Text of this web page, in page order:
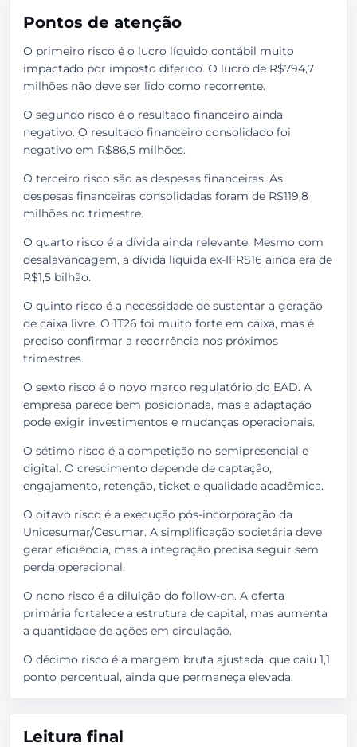
Pontos de atenção
O primeiro risco é o lucro líquido contábil muito
impactado por imposto diferido. O lucro de R$794,7
milhões não deve ser lido como recorrente.
O segundo risco é o resultado financeiro ainda
negativo. O resultado financeiro consolidado foi
negativo em R$86,5 milhões.
O terceiro risco são as despesas financeiras. As
despesas financeiras consolidadas foram de R$119,8
milhões no trimestre.
O quarto risco é a dívida ainda relevante. Mesmo com
desalavancagem, a dívida líquida ex-IFRS16 ainda era de
R$1,5 bilhão.
O quinto risco é a necessidade de sustentar a geração
de caixa livre. O 1T26 foi muito forte em caixa, mas é
preciso confirmar a recorrência nos próximos
trimestres.
O sexto risco é o novo marco regulatório do EAD. A
empresa parece bem posicionada, mas a adaptação
pode exigir investimentos e mudanças operacionais.
O sétimo risco é a competição no semipresencial e
digital. O crescimento depende de captação,
engajamento, retenção, ticket e qualidade acadêmica.
O oitavo risco é a execução pós-incorporação da
Unicesumar/Cesumar. A simplificação societária deve
gerar eficiência, mas a integração precisa seguir sem
perda operacional.
O nono risco é a diluição do follow-on. A oferta
primária fortalece a estrutura de capital, mas aumenta
a quantidade de ações em circulação.
O décimo risco é a margem bruta ajustada, que caiu 1,1
ponto percentual, ainda que permaneça elevada.
Leitura final